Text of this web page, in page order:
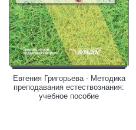
Евгения Григорьева - Методика
преподавания естествознания:
учебное пособие